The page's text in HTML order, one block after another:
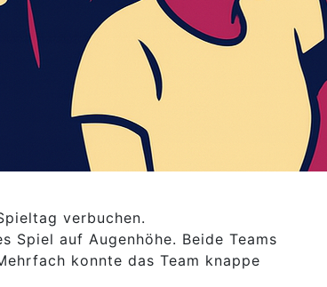
verbuchen.
Spiel auf Augenhöhe. Beide Teams
konnte das Team knappe